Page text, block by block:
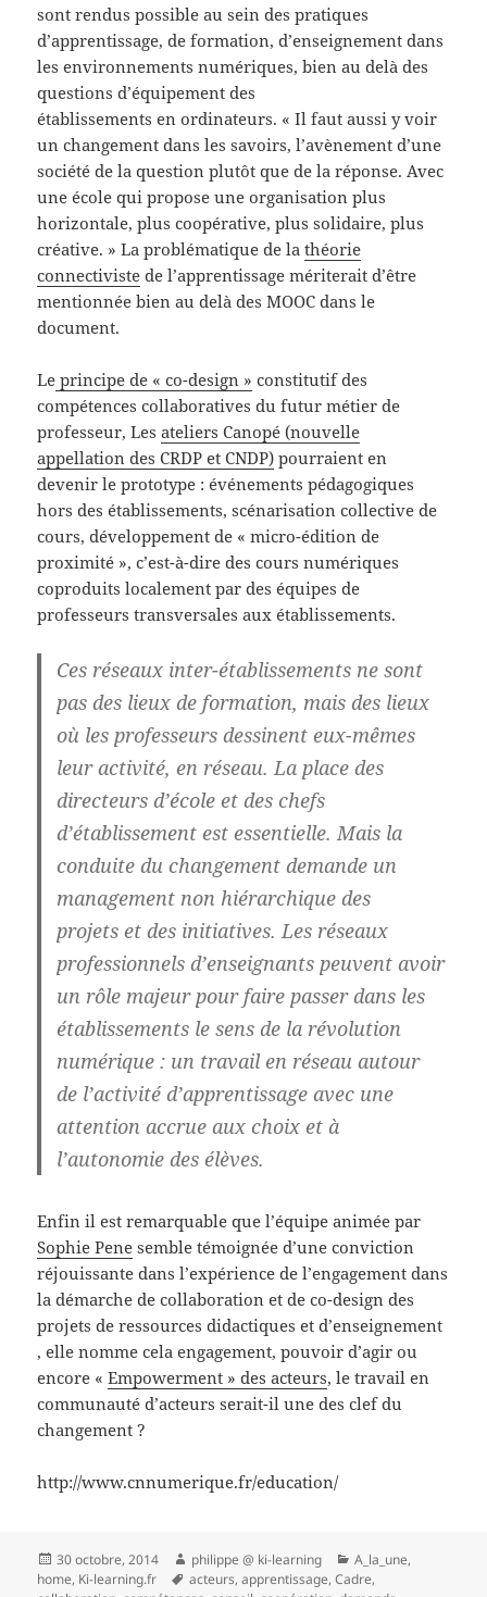
sont rendus possible au sein des pratiques
d’apprentissage, de formation, d’enseignement dans
les environnements numériques, bien au delà des
questions d’équipement des
établissements en ordinateurs. « Il faut aussi y voir
un changement dans les savoirs, l’avènement d’une
société de la question plutôt que de la réponse. Avec
une école qui propose une organisation plus
horizontale, plus coopérative, plus solidaire, plus
créative. » La problématique de lathéorie
connectiviste de l’apprentissage mériterait d’être
mentionnée bien au delà des MOOC dans le
document.
Le principe de « co-design » constitutif des
compétences collaboratives du futur métier de
professeur, Lesateliers Canopé (nouvelle
appellation des CRDP et CNDP) pourraient en
devenir le prototype : événements pédagogiques
hors des établissements, scénarisation collective de
cours, développement de « micro-édition de
proximité », c’est-à-dire des cours numériques
coproduits localement par des équipes de
professeurs transversales aux établissements.
Ces réseaux inter-établissements ne sont
pas des lieux de formation, mais des lieux
où les professeurs dessinent eux-mêmes
leur activité, en réseau. La place des
directeurs d’école et des chefs
d’établissement est essentielle. Mais la
conduite du changement demande un
management non hiérarchique des
projets et des initiatives. Les réseaux
professionnels d’enseignants peuvent avoir
un rôle majeur pour faire passer dans les
établissements le sens de la révolution
numérique : un travail en réseau autour
de l’activité d’apprentissage avec une
attention accrue aux choix et à
l’autonomie des élèves.
Enfin il est remarquable que l’équipe animée par
Sophie Pene semble témoignée d’une conviction
réjouissante dans l’expérience de l’engagement dans
la démarche de collaboration et de co-design des
projets de ressources didactiques et d’enseignement
, elle nomme cela engagement, pouvoir d’agir ou
encore «Empowerment » des acteurs, le travail en
communauté d’acteurs serait-il une des clef du
changement ?
http://www.cnnumerique.fr/education/
Publié
le
30 octobre, 2014 Auteur
philippe @ ki-learning Catégories
A_la_une,
home, Ki-learning.fr
Mots-
acteurs,apprentissage,Cadre,